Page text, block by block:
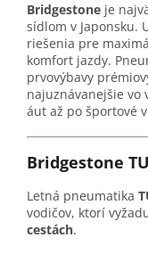
Bridgestone je
sídlom v Japonsku.
riešenia pre
komfort jazdy.
prvovýbavy
najuznávanejšie vo
áut až po športové
Bridgestone
Letná pneumatika
vodičov, ktorí
cestách.